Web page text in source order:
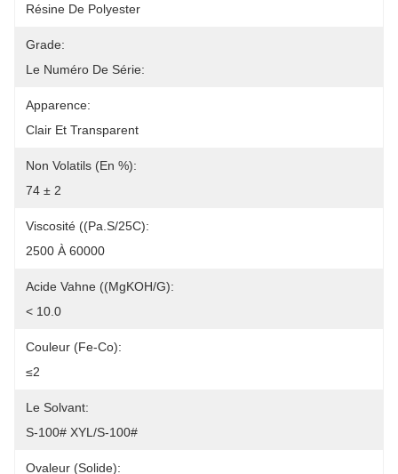
Résine De Polyester
Grade:
Le Numéro De Série:
Apparence:
Clair Et Transparent
Non Volatils (en %):
74 ± 2
Viscosité ((Pa.s/25C):
2500 À 60000
Acide Vahne ((mgKOH/g):
< 10.0
Couleur (Fe-Co):
≤2
Le Solvant:
S-100# XYL/S-100#
Ovaleur (solide):